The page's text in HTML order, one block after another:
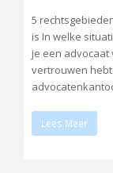
5
is In welke
je een
vertrouwen
Lees Meer